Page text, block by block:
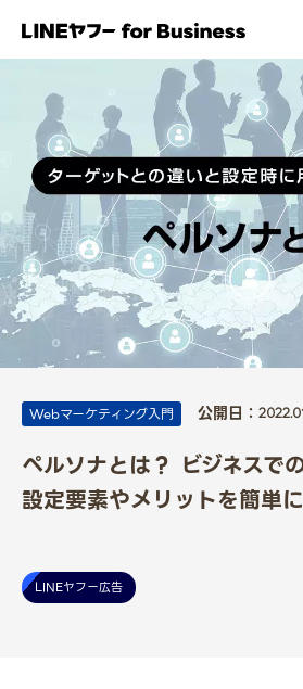
Webマーケティング入門 公開日：
ペルソナとは？ ビジネスで
設定要素やメリットを簡単に
LINEヤフー広告